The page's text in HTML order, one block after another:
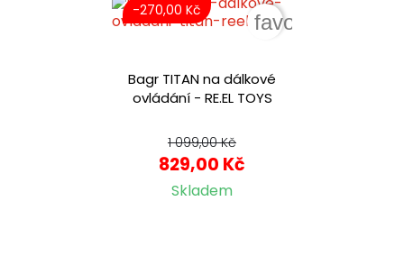
Bagr TITAN na dálkové
ovládání - RE.EL TOYS
1 099,00 Kč
829,00 Kč
Skladem
-270,00 Kč
favorite_border